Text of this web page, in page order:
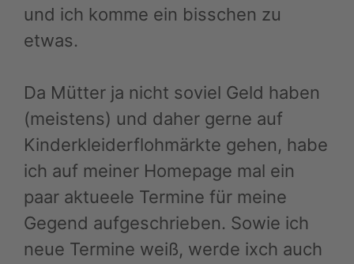
und ich komme ein bisschen zu
etwas.
Da Mütter ja nicht soviel Geld haben
(meistens) und daher gerne auf
Kinderkleiderflohmärkte gehen, habe
ich auf meiner Homepage mal ein
paar aktueele Termine für meine
Gegend aufgeschrieben. Sowie ich
neue Termine weiß, werde ixch auch